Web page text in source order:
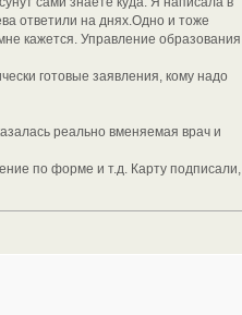
ответили на днях.Одно и тоже
кажется. Управление образования
готовые заявления, кому надо
реально вменяемая врач и
по форме и т.д. Карту подписали,